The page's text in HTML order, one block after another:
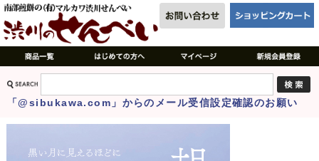
「@sibukawa.com」からのメール受信設定確認のお願い